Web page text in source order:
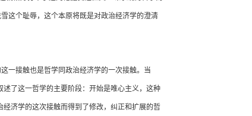
这个耻辱，这个本原将既是对政治经济学的澄清
接触也是哲学同政治经济学的一次接触。当
述了这一哲学的主要阶段：开始是唯心主义，这种
经济学的这次接触而得到了修改，纠正和扩展的哲